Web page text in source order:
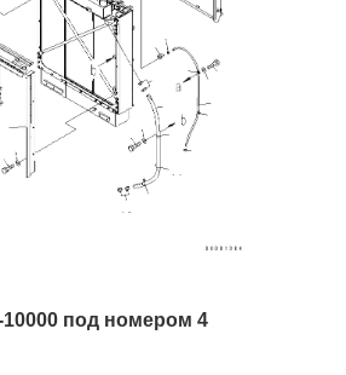
10000 под номером 4